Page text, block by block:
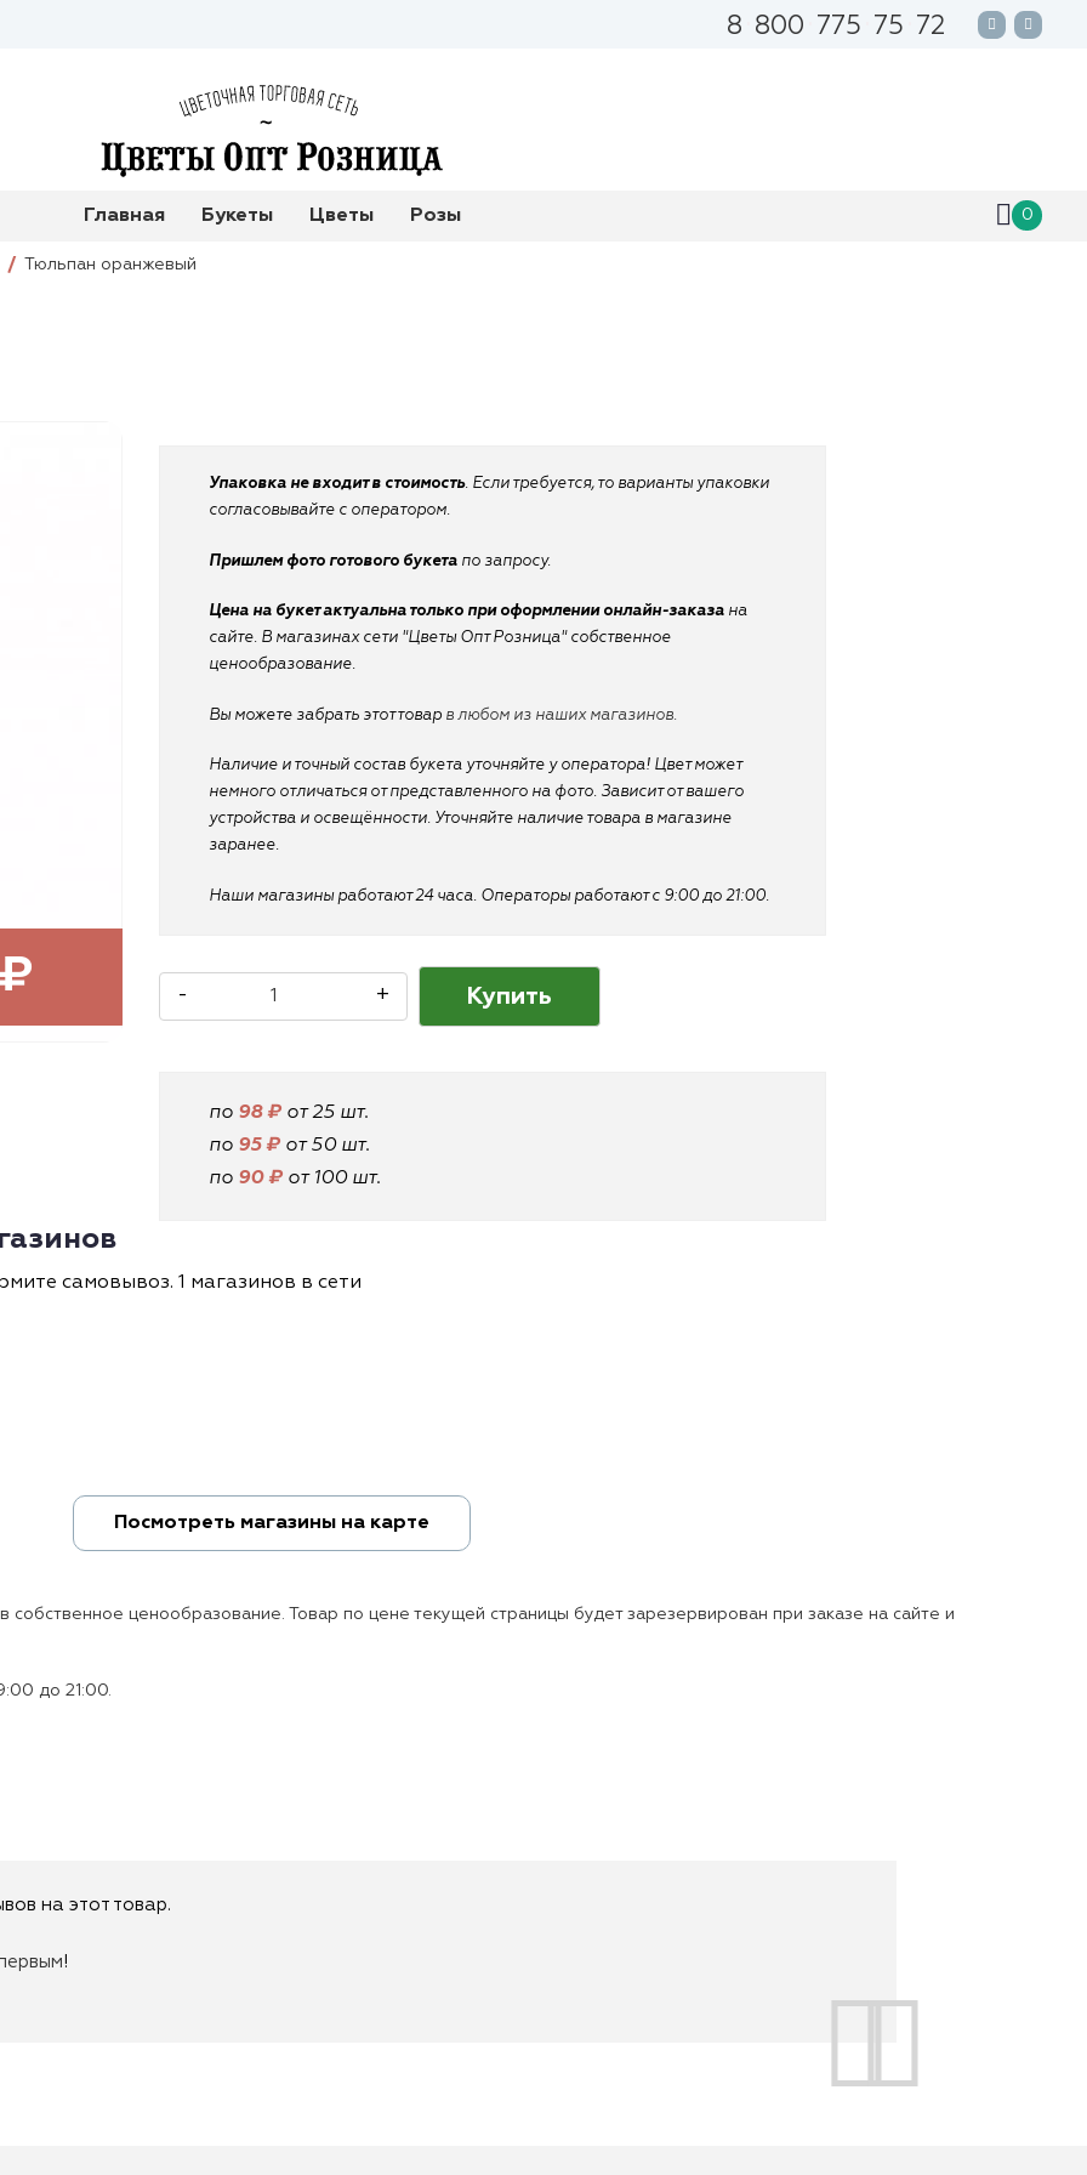
8 800 775 75 72
Главная Букеты Цветы Розы 0
Тюльпан оранжевый
Упаковка не входит в стоимость. Если требуется, то варианты упаковки
согласовывайте с оператором.
Пришлем фото готового букета по запросу.
Цена на букет актуальна только при оформлении онлайн-заказа на
сайте. В магазинах сети "Цветы Опт Розница" собственное
ценообразование.
Вы можете забрать этот товар в любом из наших магазинов.
Наличие и точный состав букета уточняйте у оператора! Цвет может
немного отличаться от представленного на фото. Зависит от вашего
устройства и освещённости. Уточняйте наличие товара в магазине
заранее.
Наши магазины работают 24 часа. Операторы работают с 9:00 до 21:00.
+
- Купить
по 98 ₽от 25 шт.
по 95 ₽от 50 шт.
по 90 ₽от 100 шт.
самовывоз. 1 магазинов в сети
Посмотреть магазины на карте
собственное ценообразование. Товар по цене текущей страницы будет зарезервирован при заказе на сайте и
до 21:00.
на этот товар.
!